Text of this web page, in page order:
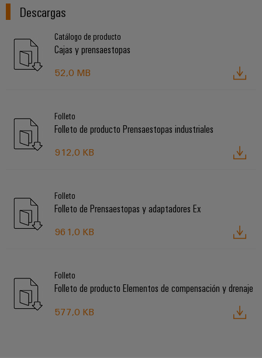
Descargas
Catálogo de producto
Cajas y prensaestopas
52,0 MB
Folleto
Folleto de producto Prensaestopas industriales
912,0 KB
Folleto
Folleto de Prensaestopas y adaptadores Ex
961,0 KB
Folleto
Folleto de producto Elementos de compensación y drenaje
577,0 KB